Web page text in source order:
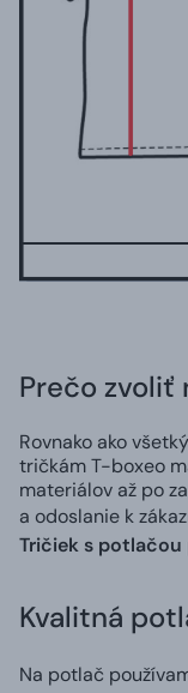
Prečo zvoliť
Rovnako ako
tričkám T-boxeo
materiálov až po
a odoslanie k
Tričiek s potlačou
Kvalitná
Na potlač